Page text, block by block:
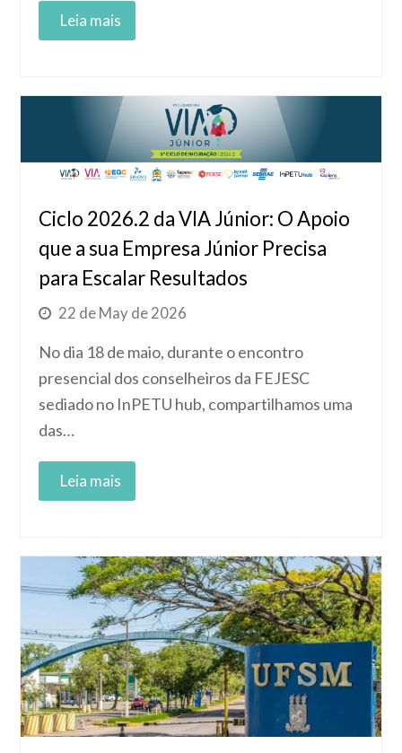
Ciclo 2026.2 da VIA Júnior: O Apoio
que a sua Empresa Júnior Precisa
para Escalar Resultados
22 de May de 2026
No dia 18 de maio, durante o encontro
presencial dos conselheiros da FEJESC
sediado no InPETU hub, compartilhamos uma
das…